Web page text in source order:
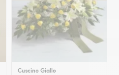
Cuscino Giallo